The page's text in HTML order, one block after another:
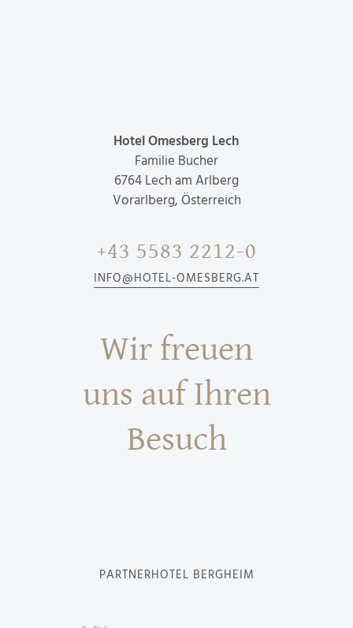
Hotel Omesberg Lech
Familie Bucher
6764 Lech am Arlberg
Vorarlberg, Österreich
+43 5583 2212-0
INFO@HOTEL-OMESBERG.AT
Wir freuen
uns auf Ihren
Besuch
PARTNERHOTEL BERGHEIM